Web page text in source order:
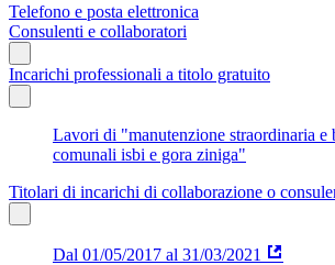
Telefono e posta elettronica
Consulenti e collaboratori
Incarichi professionali a titolo gratuito
Lavori di "manutenzione straordinaria e
comunali isbi e gora ziniga"
Titolari di incarichi di collaborazione o
Dal 01/05/2017 al 31/03/2021